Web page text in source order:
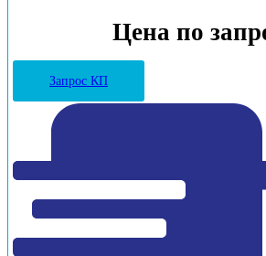
Цена по
Запрос КП